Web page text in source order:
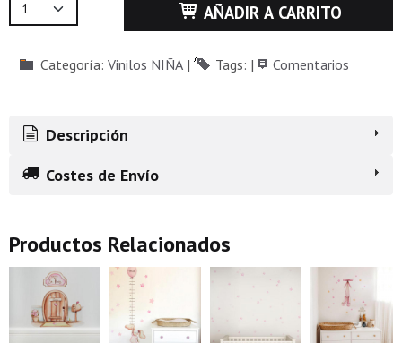
AÑADIR A CARRITO
Categoría: Vinilos NIÑA | Tags: | Comentarios
Descripción
Costes de Envío
Productos Relacionados